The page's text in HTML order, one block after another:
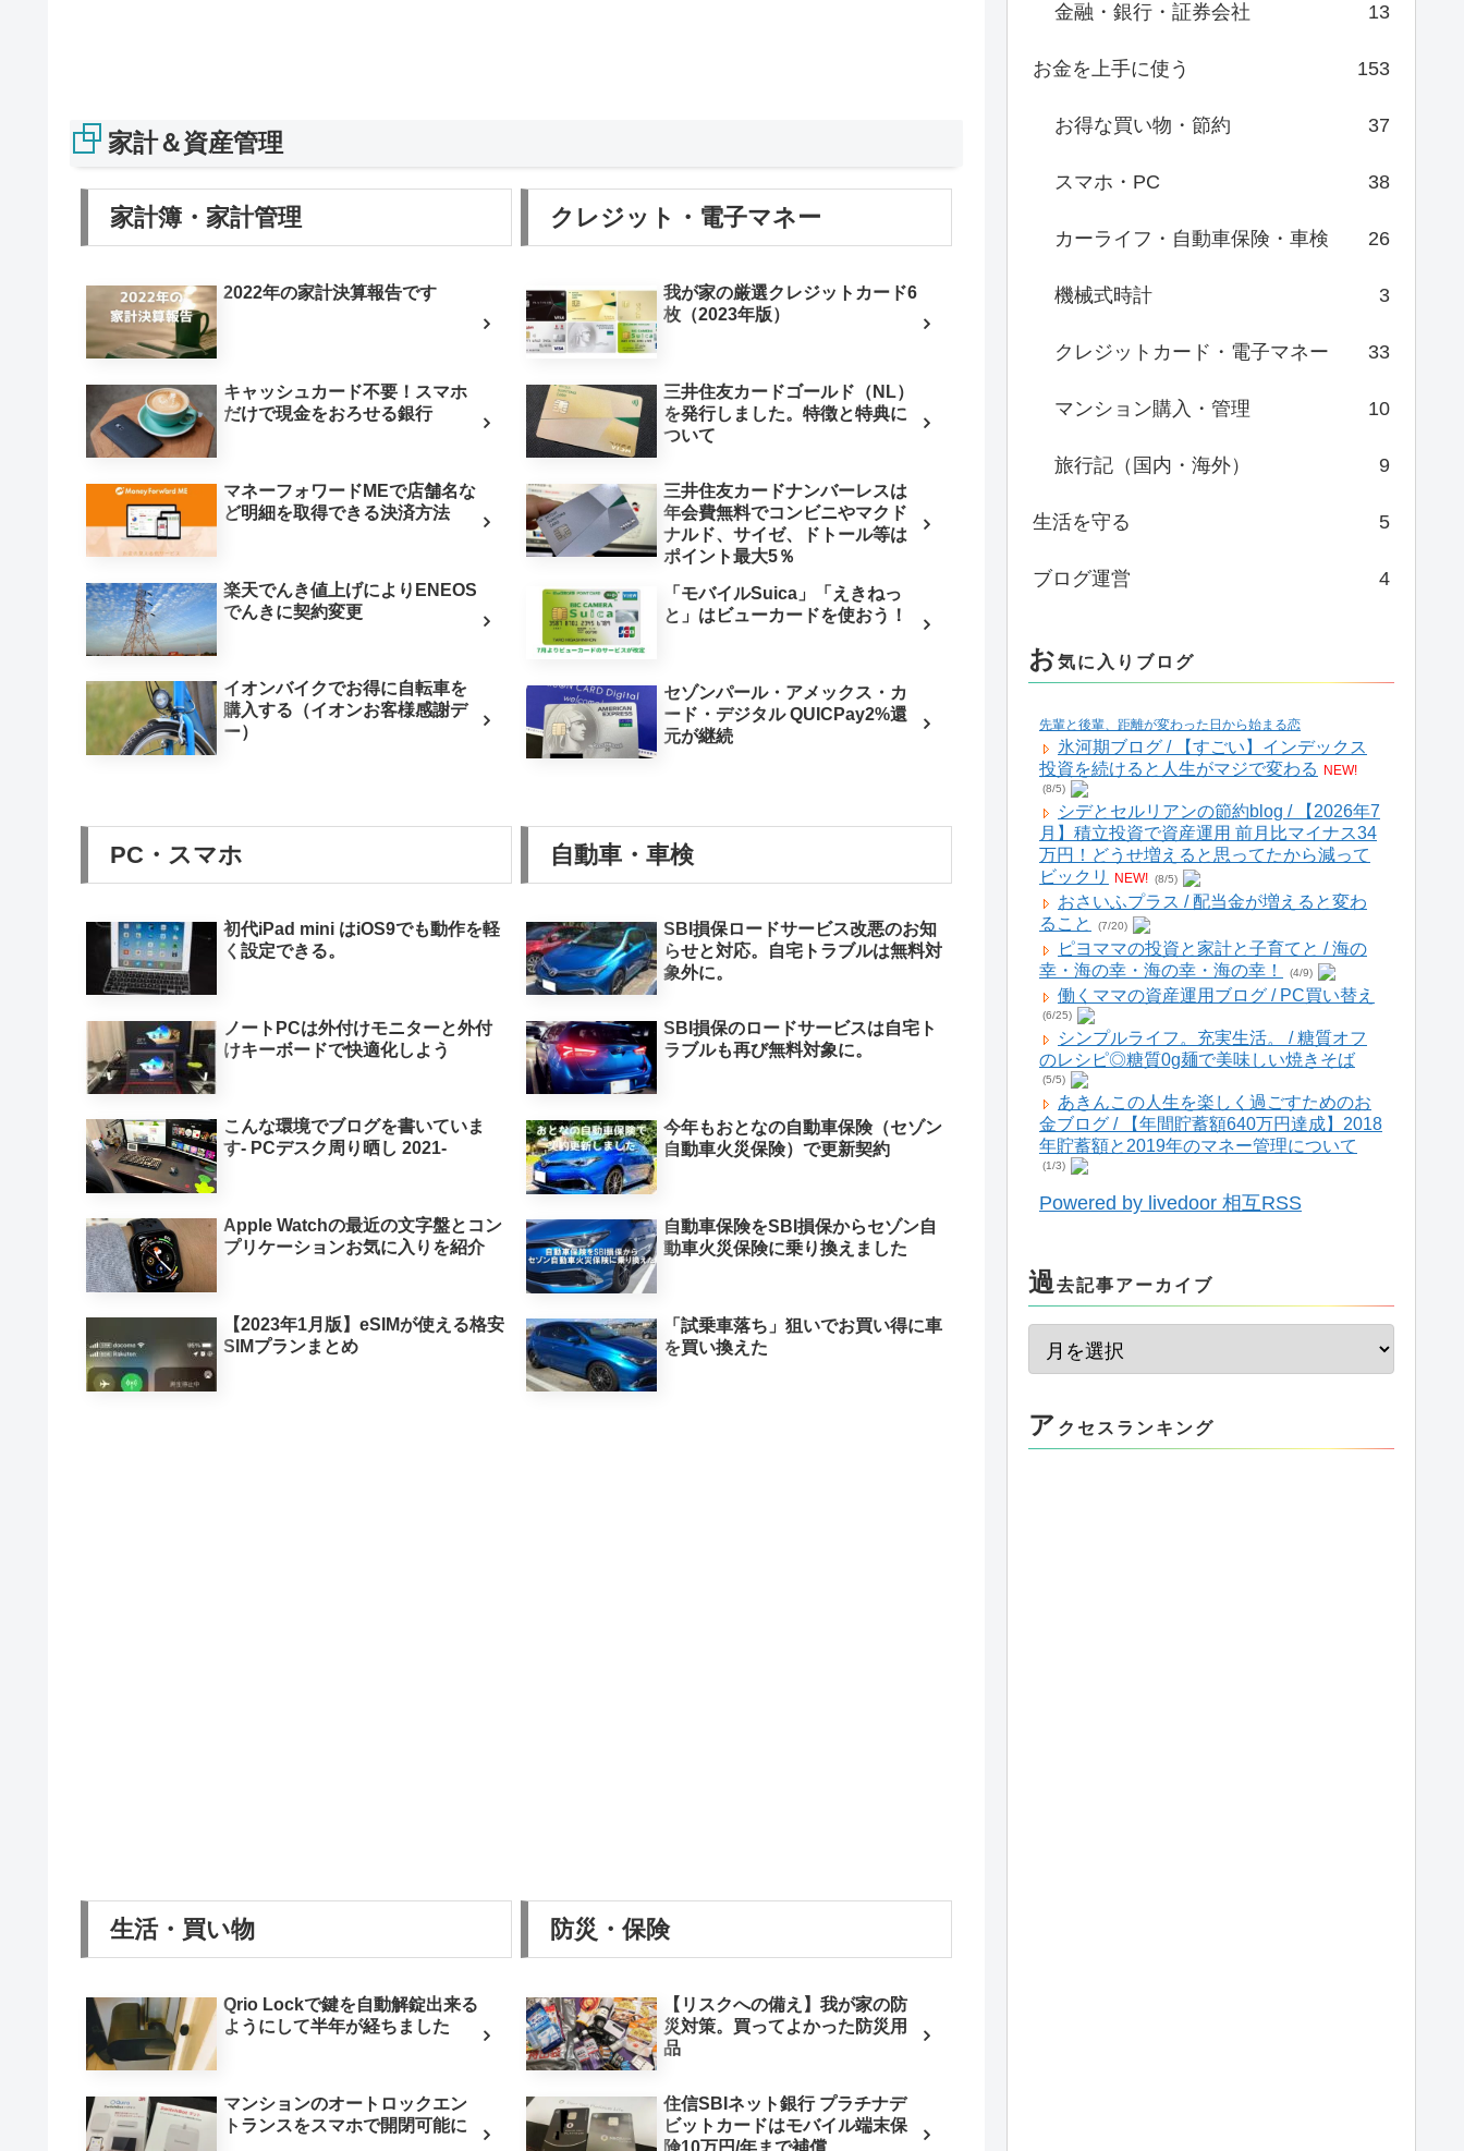
家計＆資産管理
家計簿・家計管理
2022年の家計決算報告です
キャッシュカード不要！スマホ
だけで現金をおろせる銀行
マネーフォワードMEで店舗名な
ど明細を取得できる決済方法
楽天でんき値上げによりENEOS
でんきに契約変更
イオンバイクでお得に自転車を
購入する（イオンお客様感謝デ
ー）
クレジット・電子マネー
我が家の厳選クレジットカード6
枚（2023年版）
三井住友カードゴールド（NL）
を発行しました。特徴と特典に
ついて
三井住友カードナンバーレスは
年会費無料でコンビニやマクド
ナルド、サイゼ、ドトール等は
ポイント最大5％
「モバイルSuica」「えきねっ
と」はビューカードを使おう！
セゾンパール・アメックス・カ
ード・デジタル QUICPay2%還
元が継続
PC・スマホ
初代iPad mini はiOS9でも動作を軽
く設定できる。
ノートPCは外付けモニターと外付
けキーボードで快適化しよう
こんな環境でブログを書いていま
す- PCデスク周り晒し 2021-
Apple Watchの最近の文字盤とコン
プリケーションお気に入りを紹介
【2023年1月版】eSIMが使える格安
SIMプランまとめ
自動車・車検
SBI損保ロードサービス改悪のお知
らせと対応。自宅トラブルは無料対
象外に。
SBI損保のロードサービスは自宅ト
ラブルも再び無料対象に。
今年もおとなの自動車保険（セゾン
自動車火災保険）で更新契約
自動車保険をSBI損保からセゾン自
動車火災保険に乗り換えました
「試乗車落ち」狙いでお買い得に車
を買い換えた
生活・買い物
Qrio Lockで鍵を自動解錠出来る
ようにして半年が経ちました
マンションのオートロックエン
トランスをスマホで開閉可能に
防災・保険
【リスクへの備え】我が家の防
災対策。買ってよかった防災用
品
住信SBIネット銀行 プラチナデ
ビットカードはモバイル端末保
険10万円/年まで補償
金融・銀行・証券会社 13
お金を上手に使う 153
お得な買い物・節約 37
スマホ・PC 38
カーライフ・自動車保険・車検 26
機械式時計 3
クレジットカード・電子マネー 33
マンション購入・管理 10
旅行記（国内・海外） 9
生活を守る 5
ブログ運営 4
お気に入りブログ
先輩と後輩、距離が変わった日から始まる恋
氷河期ブログ / 【すごい】インデックス
投資を続けると人生がマジで変わる NEW!
(8/5)
シデとセルリアンの節約blog / 【2026年7
月】積立投資で資産運用 前月比マイナス34
万円！どうせ増えると思ってたから減って
ビックリ
NEW! (8/5)
おさいふプラス / 配当金が増えると変わ
ること
(7/20)
ピヨママの投資と家計と子育てと / 海の
幸・海の幸・海の幸・海の幸！
(4/9)
働くママの資産運用ブログ / PC買い替え
(6/25)
シンプルライフ。充実生活。 / 糖質オフ
のレシピ◎糖質0g麺で美味しい焼きそば
(5/5)
あきんこの人生を楽しく過ごすためのお
金ブログ / 【年間貯蓄額640万円達成】2018
年貯蓄額と2019年のマネー管理について
(1/3)
Powered by livedoor 相互RSS
過 去記事アーカイブ
ア クセスランキング